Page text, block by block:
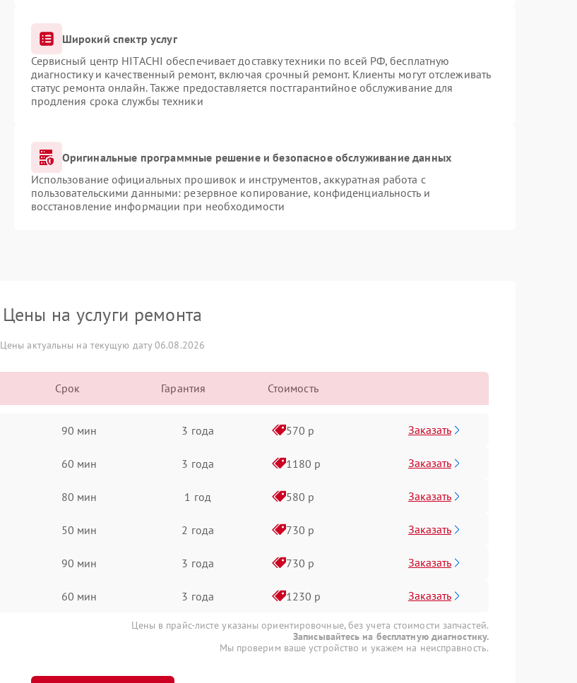
Широкий спектр услуг
Сервисный центр HITACHI обеспечивает доставку техники по всей РФ, бесплатную
диагностику и качественный ремонт, включая срочный ремонт. Клиенты могут отслеживать
статус ремонта онлайн. Также предоставляется постгарантийное обслуживание для
продления срока службы техники
Оригинальные программные решение и безопасное обслуживание данных
Использование официальных прошивок и инструментов, аккуратная работа с
пользовательскими данными: резервное копирование, конфиденциальность и
восстановление информации при необходимости
Цены на услуги ремонта
Цены актуальны на текущую дату 06.08.2026
Срок Гарантия Стоимость
90 мин 3 года 570 р Заказать
60 мин 3 года 1180 р Заказать
80 мин 1 год 580 р Заказать
50 мин 2 года 730 р Заказать
90 мин 3 года 730 р Заказать
60 мин 3 года 1230 р Заказать
Цены в прайс-листе указаны ориентировочные, без учета стоимости запчастей.
Записывайтесь на бесплатную диагностику.
Мы проверим ваше устройство и укажем на неисправность.